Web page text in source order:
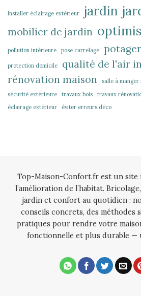
installer éclairage extérieur jardin
mobilier de jardin
pollution intérieure pose carrelage
protection domicile
qualité de l'air
rénovation maison
salle à manger
sécurité extérieure
travaux bois travaux
éclairage extérieur
éviter erreurs déco
Top-Maison-Confort.fr est un site
l’amélioration de l’habitat.
jardin et confort au quotidien :
conseils concrets, des méthodes
pratiques pour rendre votre
fonctionnelle et plus durable —